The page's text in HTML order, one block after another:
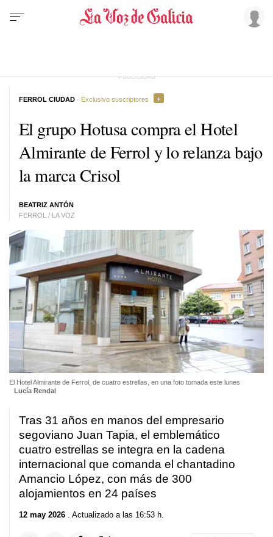
El grupo Hotusa compra el Hotel
Almirante de Ferrol y lo relanza bajo
la marca Crisol
BEATRIZ ANTÓN
FERROL / LA VOZ
FERROL CIUDAD · Exclusivo suscriptores
El Hotel Almirante de Ferrol, de cuatro estrellas, en una foto tomada este lunes
Lucía Rendal
Tras 31 años en manos del empresario
segoviano Juan Tapia, el emblemático
cuatro estrellas se integra en la cadena
internacional que comanda el chantadino
Amancio López, con más de 300
alojamientos en 24 países
12 may 2026 . Actualizado a las 16:53 h.